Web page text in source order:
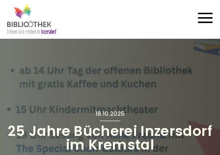
18.10.2025
25 Jahre Bücherei Inzersdorf
im Kremstal